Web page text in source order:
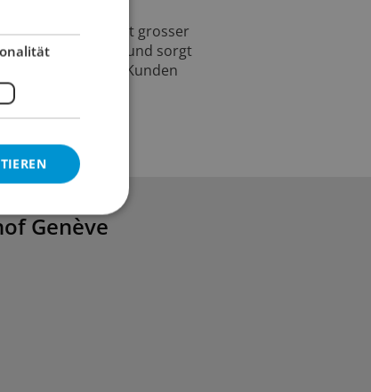
und mit grosser
Genf zusammen und sorgt
Westschweizer Kunden
Genève